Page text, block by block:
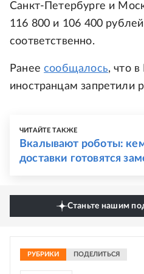
Санкт-Петербурге и
116 800 и 106 400
соответственно.
Ранеесообщалось, что в
иностранцам запретили
ЧИТАЙТЕ ТАКЖЕ
Вкалывают роботы:
доставки готовятся
Станьте нашим
РУБРИКИ ПОДЕЛИТЬСЯ